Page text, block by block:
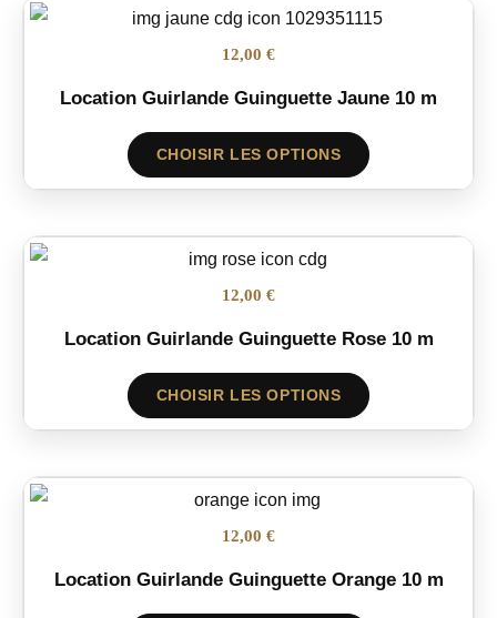
12,00 €
Location Guirlande Guinguette Jaune 10 m
CHOISIR LES OPTIONS
12,00 €
Location Guirlande Guinguette Rose 10 m
CHOISIR LES OPTIONS
12,00 €
Location Guirlande Guinguette Orange 10 m